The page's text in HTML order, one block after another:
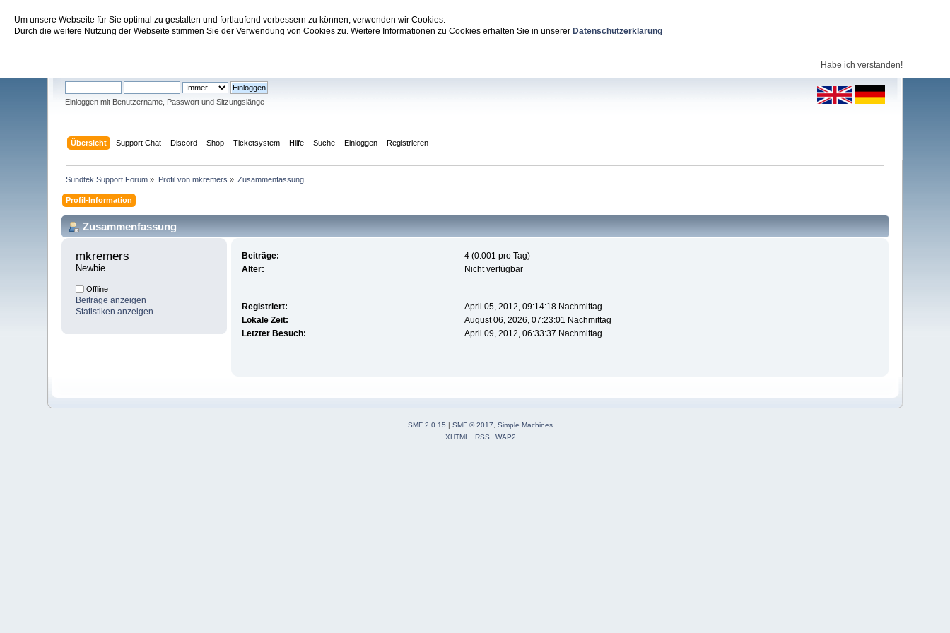
Um unsere Webseite für Sie optimal zu gestalten und fortlaufend verbessern zu können, verwenden wir Cookies.
Durch die weitere Nutzung der Webseite stimmen Sie der Verwendung von Cookies zu. Weitere Informationen zu Cookies erhalten Sie in unserer Datenschutzerklärung
Habe ich verstanden!
Sundtek Support Forum
Einloggen mit Benutzername, Passwort und Sitzungslänge
Übersicht Support Chat Discord Shop Ticketsystem Hilfe Suche Einloggen Registrieren
Sundtek Support Forum » Profil von mkremers » Zusammenfassung
Profil-Information
Zusammenfassung
mkremers
Newbie
Offline
Beiträge anzeigen
Statistiken anzeigen
Beiträge:
4 (0.001 pro Tag)
Alter:
Nicht verfügbar
Registriert:
April 05, 2012, 09:14:18 Nachmittag
Lokale Zeit:
August 06, 2026, 07:23:01 Nachmittag
Letzter Besuch:
April 09, 2012, 06:33:37 Nachmittag
SMF 2.0.15 | SMF © 2017, Simple Machines
XHTML
RSS WAP2